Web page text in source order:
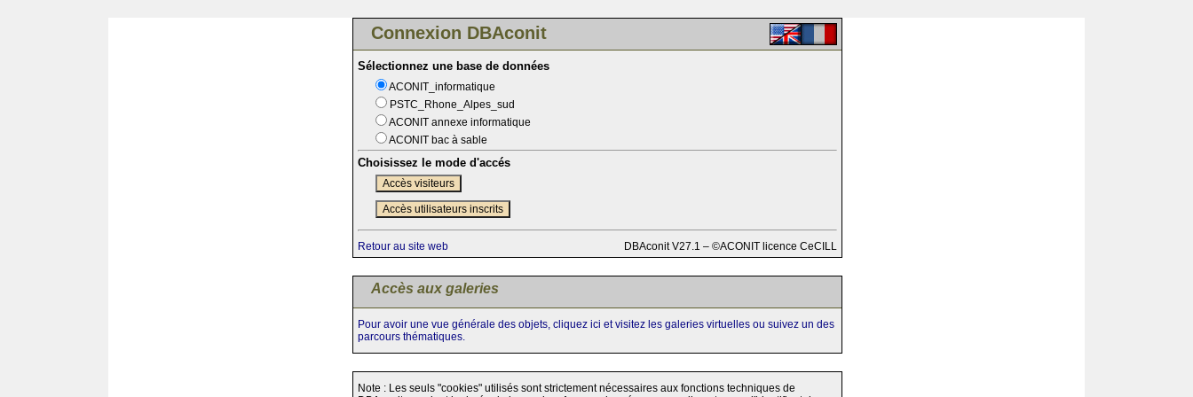
Connexion DBAconit
Sélectionnez une base de données
ACONIT_informatique
PSTC_Rhone_Alpes_sud
ACONIT annexe informatique
ACONIT bac à sable
Choisissez le mode d'accés
Accès visiteurs
Accès utilisateurs inscrits
Retour au site web DBAconit V27.1 – ©ACONIT licence CeCILL
Accès aux galeries
Pour avoir une vue générale des objets, cliquez ici et visitez les galeries virtuelles ou suivez un des
parcours thématiques.
Note : Les seuls "cookies" utilisés sont strictement nécessaires aux fonctions techniques de